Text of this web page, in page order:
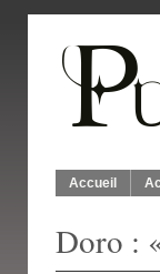
Accueil
Doro :